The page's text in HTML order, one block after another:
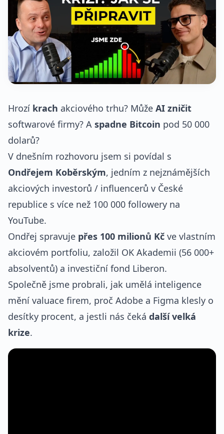
Hrozí krach akciového trhu? Může AI zničit
softwarové firmy? A spadne Bitcoin pod 50 000
dolarů?
V dnešním rozhovoru jsem si povídal s
Ondřejem Koběrským, jedním z nejznámějších
akciových investorů / influencerů v České
republice s více než 100 000 followery na
YouTube.
Ondřej spravuje přes 100 milionů Kč ve vlastním
akciovém portfoliu, založil OK Akademii (56 000+
absolventů) a investiční fond Liberon.
Společně jsme probrali, jak umělá inteligence
mění valuace firem, proč Adobe a Figma klesly o
desítky procent, a jestli nás čeká další velká
krize.